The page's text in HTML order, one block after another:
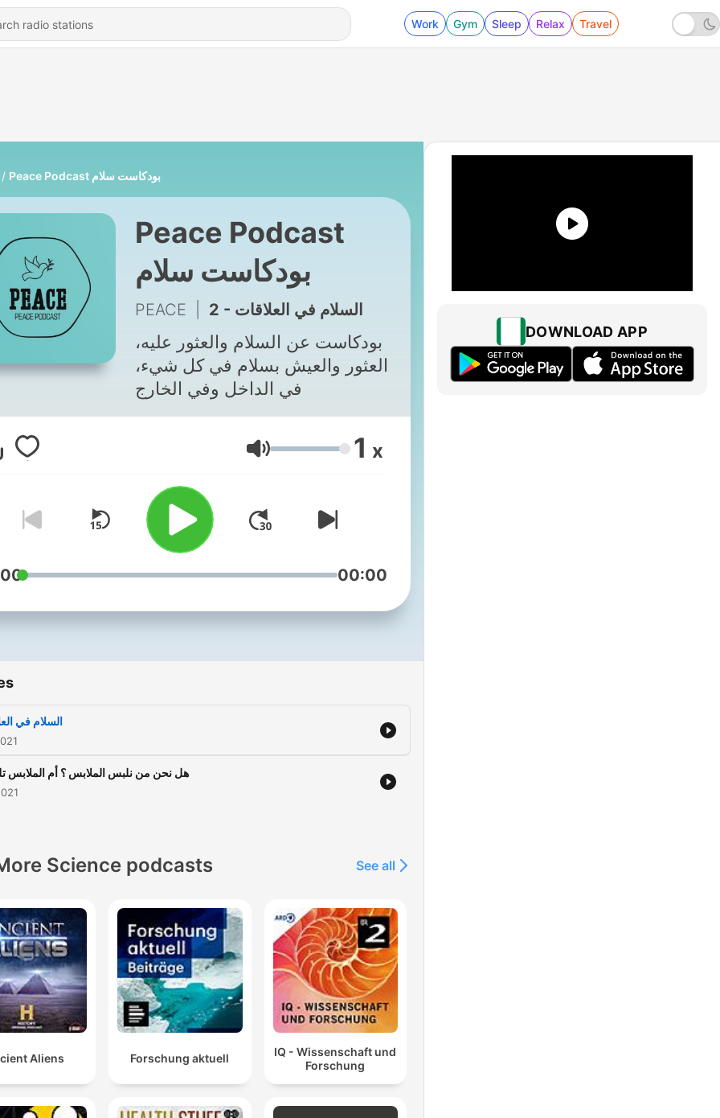
Work Gym Sleep Relax Travel
Peace Podcast بودكاست سلام
Peace Podcast
بودكاست سلام
PEACE 2 - السلام في العلاقات
بودكاست عن السلام والعثور عليه،
العثور والعيش بسلام في كل شيء،
في الداخل وفي الخارج
Volume 1 x
00:00
السلام في
هل نحن من نلبس الملابس ؟ أم الملابس
Science podcasts See all
Aliens Forschung aktuell
IQ - Wissenschaft und
Forschung
DOWNLOAD APP